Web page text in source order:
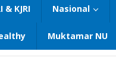
& KJRI Nasional
Muktamar NU